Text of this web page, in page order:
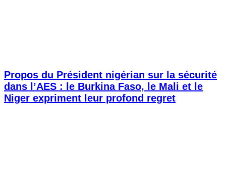
Propos du Président nigérian sur la sécurité
dans l’AES : le Burkina Faso, le Mali et le
Niger expriment leur profond regret